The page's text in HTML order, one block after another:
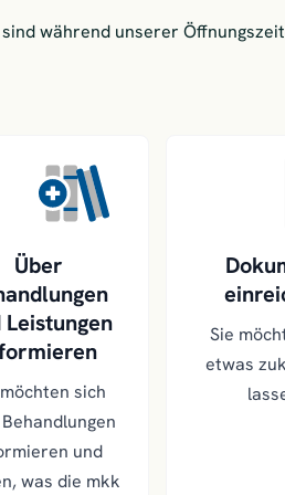
während unserer
Über
Leistungen
sich
und
was die mkk
Sie
etwas